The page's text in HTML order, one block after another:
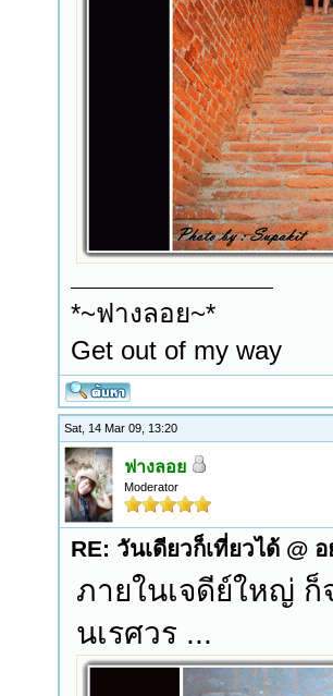
*~ฟางลอย~*
Get out of my way
Sat, 14 Mar 09, 13:20
ฟางลอย
Moderator
RE: วันเดียวก็เที่ยวได้ @
ภายในเจดีย์ใหญ่ ก็
นเรศวร ...